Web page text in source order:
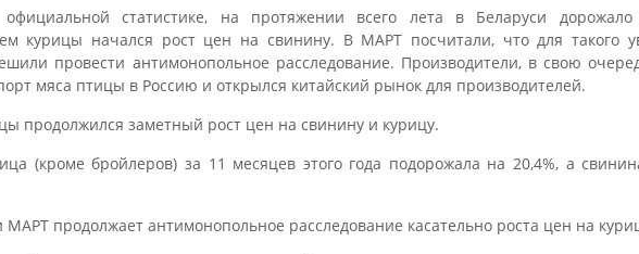
статистике, на протяжении всего лета в Беларуси
курицы начался рост цен на свинину. В МАРТ посчитали, что для такого
провести антимонопольное расследование. Производители, в свою
мяса птицы в Россию и открылся китайский рынок для производителей.
продолжился заметный рост цен на свинину и курицу.
(кроме бройлеров) за 11 месяцев этого года подорожала на 20,4%, а
МАРТ продолжает антимонопольное расследование касательно роста цен на